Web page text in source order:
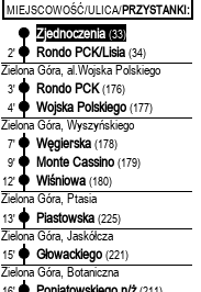
MIEJSCOWOŚĆ/ULICA/PRZYSTANKI:
Zjednoczenia (33)
2'
Rondo PCK/Lisia (34)
Zielona Góra, al.Wojska Polskiego
3' Rondo PCK (176)
4'
Wojska Polskiego (177)
Zielona Góra, Wyszyńskiego
7' Węgierska (178)
9'
Monte Cassino (179)
12'
Wiśniowa (180)
Zielona Góra, Ptasia
13' Piastowska (225)
Zielona Góra, Jaskółcza
15' Głowackiego (221)
Zielona Góra, Botaniczna